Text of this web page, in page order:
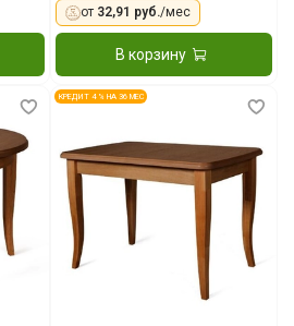
от 32,91 руб./мес
В корзину
КРЕДИТ 4 % НА 36 МЕС